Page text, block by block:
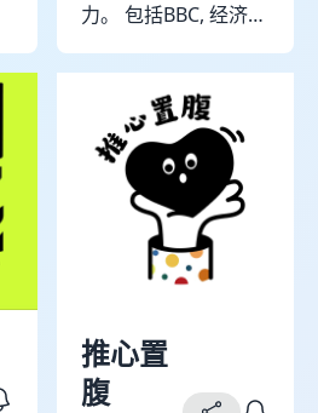
力。 包括BBC, 经济学
Life，The Art of
Improvement等。
★pdf和更多英语听力
见公众号[琐简英语]，
回复“1”可加入[打卡交
推心置
腹